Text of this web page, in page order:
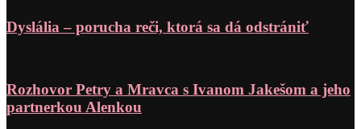
Dyslália – porucha reči, ktorá sa dá odstrániť
Rozhovor Petry a Mravca s Ivanom Jakešom a jeho
partnerkou Alenkou